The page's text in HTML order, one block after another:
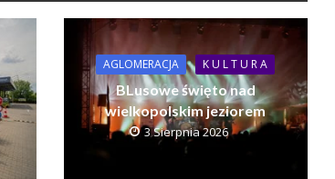
AGLOMERACJA K U L T U R A
BLusowe święto nad
wielkopolskim jeziorem
3 Sierpnia 2026